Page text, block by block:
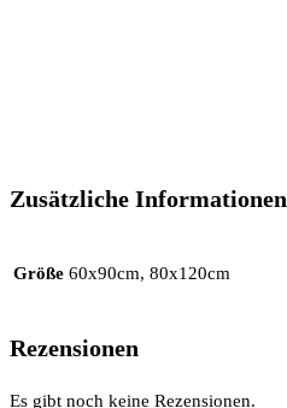
Zusätzliche Informationen
Größe 60x90cm, 80x120cm
Rezensionen
Es gibt noch keine Rezensionen.